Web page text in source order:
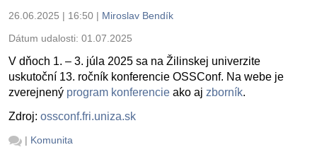
26.06.2025 | 16:50 | Miroslav Bendík
Dátum udalosti: 01.07.2025
V dňoch 1. – 3. júla 2025 sa na Žilinskej univerzite
uskutoční 13. ročník konferencie OSSConf. Na webe je
zverejnený program konferencie ako aj zborník.
Zdroj: ossconf.fri.uniza.sk
| Komunita